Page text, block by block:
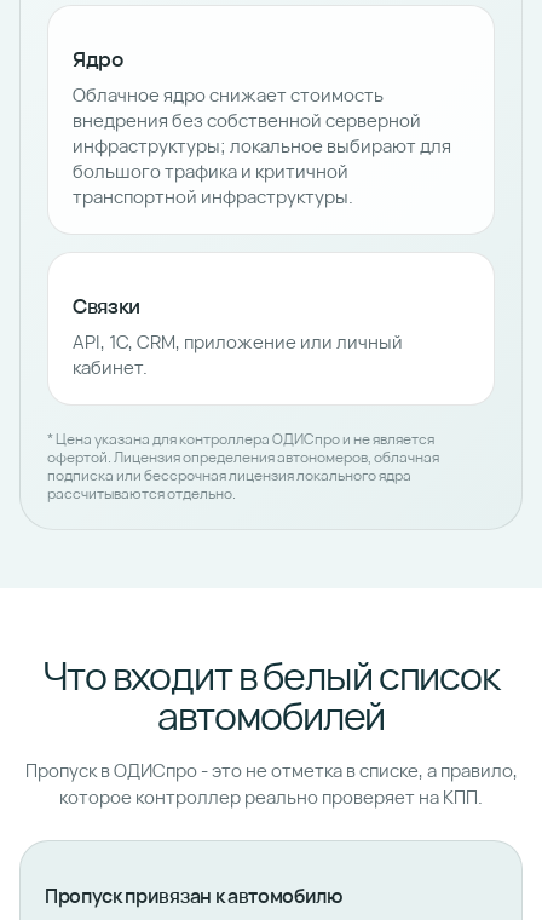
Ядро
Облачное ядро снижает стоимость
внедрения без собственной серверной
инфраструктуры; локальное выбирают для
большого трафика и критичной
транспортной инфраструктуры.
Связки
API, 1С, CRM, приложение или личный
кабинет.
* Цена указана для контроллера ОДИСпро и не является
офертой. Лицензия определения автономеров, облачная
подписка или бессрочная лицензия локального ядра
рассчитываются отдельно.
Что входит в белый список
автомобилей
Пропуск в ОДИСпро - это не отметка в списке, а правило,
которое контроллер реально проверяет на КПП.
Пропуск привязан к автомобилю